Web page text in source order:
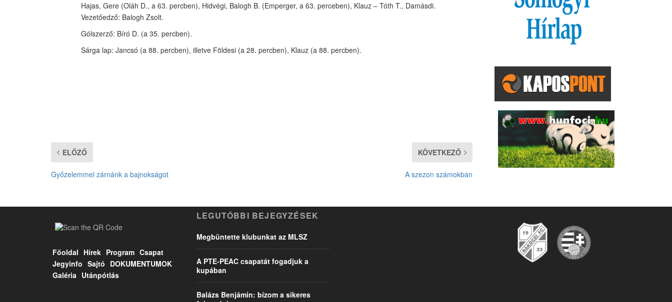
Hajas, Gere (Oláh D., a 63. percben), Hidvégi, Balogh B. (Emperger, a 63. perceben), Klauz – Tóth T., Damásdi.
Vezetőedző: Balogh Zsolt.
Gólszerző: Bíró D. (a 35. percben).
Sárga lap: Jancsó (a 88. percben), illetve Földesi (a 28. percben), Klauz (a 88. percben).
ELŐZŐ
Győzelemmel zárnánk a bajnokságot
KÖVETKEZŐ
A szezon számokban
Főoldal Hírek Program Csapat
Jegyinfo Sajtó DOKUMENTUMOK
Galéria Utánpótlás
LEGUTÓBBI BEJEGYZÉSEK
Megbüntette klubunkat az MLSZ
A PTE-PEAC csapatát fogadjuk a
kupában
Balázs Benjámin: bízom a sikeres